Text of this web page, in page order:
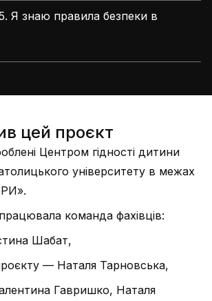
Я знаю правила безпеки в
цей проєкт
Центром гідності дитини
університету в межах
команда фахівців:
Шабат,
— Наталя Тарновська,
Гавришко, Наталя